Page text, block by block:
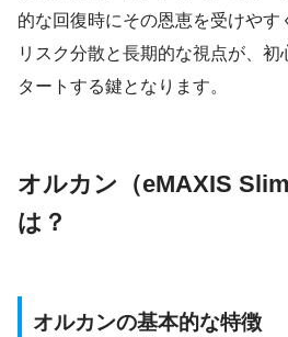
的な回復時にその恩恵を受けやす
リスク分散と長期的な視点が、初
タートする鍵となります。
オルカン（eMAXIS
は？
オルカンの基本的な特徴